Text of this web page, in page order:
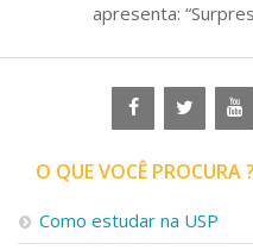
apresenta:
O QUE VOCÊ PROCURA ?
Como estudar na USP